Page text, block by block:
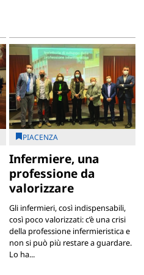
PIACENZA
Infermiere, una
professione da
valorizzare
Gli infermieri, così indispensabili,
così poco valorizzati: c’è una crisi
della professione infermieristica e
non si può più restare a guardare.
Lo ha...